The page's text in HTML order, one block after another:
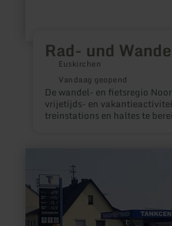
Rad- und
Euskirchen
Vandaag geopend
De wandel- en fietsregio
vrijetijds- en
treinstations en haltes te
een overzicht van de fiets-
en worden ze via
bestaande fiets- en
over:
Autodienst
Tankstelle
und